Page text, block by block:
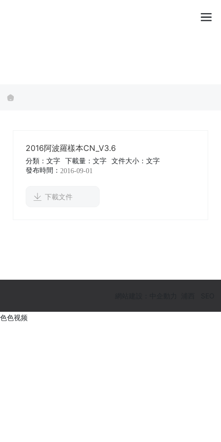
2016阿波羅樣本CN_V3.6
分類：文字 下載量：文字 文件大小：文字
發布時間： 2016-09-01
下載文件
色色视频